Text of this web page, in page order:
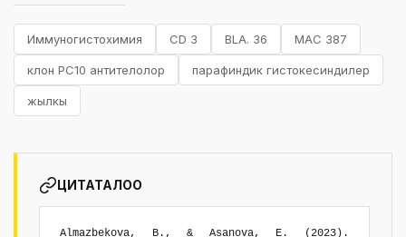
Иммуногистохимия CD 3 BLA. 36 MAC 387
клон PC10 антителолор парафиндик гистокесиндилер
жылкы
ЦИТАТАЛОО
Almazbekova, B., & Asanova, E. (2023).